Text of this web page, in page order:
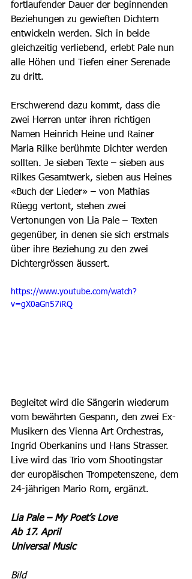
fortlaufender Dauer der beginnenden
Beziehungen zu gewieften Dichtern
entwickeln werden. Sich in beide
gleichzeitig verliebend, erlebt Pale nun
alle Höhen und Tiefen einer Serenade
zu dritt.
Erschwerend dazu kommt, dass die
zwei Herren unter ihren richtigen
Namen Heinrich Heine und Rainer
Maria Rilke berühmte Dichter werden
sollten. Je sieben Texte – sieben aus
Rilkes Gesamtwerk, sieben aus Heines
«Buch der Lieder» – von Mathias
Rüegg vertont, stehen zwei
Vertonungen von Lia Pale – Texten
gegenüber, in denen sie sich erstmals
über ihre Beziehung zu den zwei
Dichtergrössen äussert.
https://www.youtube.com/watch?
v=gX0aGn57iRQ
Begleitet wird die Sängerin wiederum
vom bewährten Gespann, den zwei Ex-
Musikern des Vienna Art Orchestras,
Ingrid Oberkanins und Hans Strasser.
Live wird das Trio vom Shootingstar
der europäischen Trompetenszene, dem
24-jährigen Mario Rom, ergänzt.
Lia Pale – My Poet’s Love
Ab 17. April
Universal Music
Bild